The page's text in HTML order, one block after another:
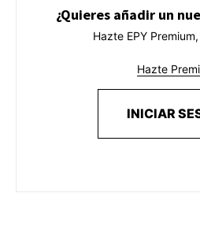
¿Quieres añadir un
Hazte EPY
Hazte
INICIAR